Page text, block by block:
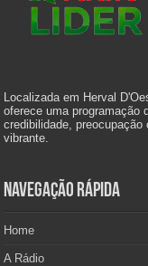
Localizada em Herval
oferece uma programação
credibilidade,
vibrante.
Navegação Rápida
Home
A Rádio